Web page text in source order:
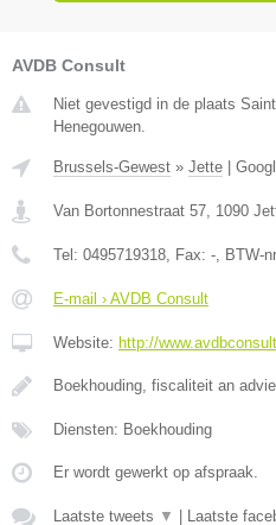
AVDB Consult
Niet gevestigd in de plaats
Henegouwen.
Brussels-Gewest » Jette |
Van Bortonnestraat 57 1090
Tel: 0495719318 , Fax: - , BTW-
E-mail › AVDB Consult
Website: http://
Boekhouding, fiscaliteit an
Diensten: Boekhouding
Er wordt gewerkt op afspraak.
Laatste tweets ▼ | Laatste